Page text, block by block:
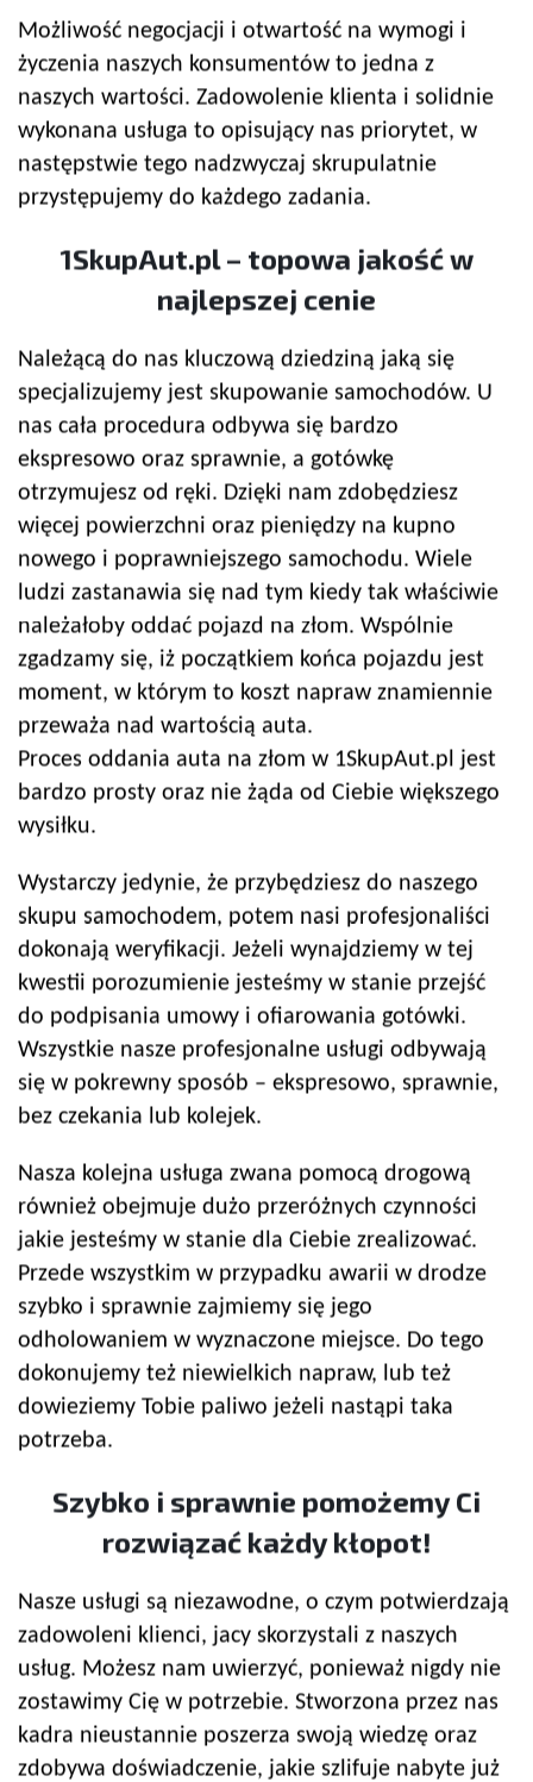
Możliwość negocjacji i otwartość na wymogi i
życzenia naszych konsumentów to jedna z
naszych wartości. Zadowolenie klienta i solidnie
wykonana usługa to opisujący nas priorytet, w
następstwie tego nadzwyczaj skrupulatnie
przystępujemy do każdego zadania.
1SkupAut.pl – topowa jakość w
najlepszej cenie
Należącą do nas kluczową dziedziną jaką się
specjalizujemy jest skupowanie samochodów. U
nas cała procedura odbywa się bardzo
ekspresowo oraz sprawnie, a gotówkę
otrzymujesz od ręki. Dzięki nam zdobędziesz
więcej powierzchni oraz pieniędzy na kupno
nowego i poprawniejszego samochodu. Wiele
ludzi zastanawia się nad tym kiedy tak właściwie
należałoby oddać pojazd na złom. Wspólnie
zgadzamy się, iż początkiem końca pojazdu jest
moment, w którym to koszt napraw znamiennie
przeważa nad wartością auta.
Proces oddania auta na złom w 1SkupAut.pl jest
bardzo prosty oraz nie żąda od Ciebie większego
wysiłku.
Wystarczy jedynie, że przybędziesz do naszego
skupu samochodem, potem nasi profesjonaliści
dokonają weryfikacji. Jeżeli wynajdziemy w tej
kwestii porozumienie jesteśmy w stanie przejść
do podpisania umowy i ofiarowania gotówki.
Wszystkie nasze profesjonalne usługi odbywają
się w pokrewny sposób – ekspresowo, sprawnie,
bez czekania lub kolejek.
Nasza kolejna usługa zwana pomocą drogową
również obejmuje dużo przeróżnych czynności
jakie jesteśmy w stanie dla Ciebie zrealizować.
Przede wszystkim w przypadku awarii w drodze
szybko i sprawnie zajmiemy się jego
odholowaniem w wyznaczone miejsce. Do tego
dokonujemy też niewielkich napraw, lub też
dowieziemy Tobie paliwo jeżeli nastąpi taka
potrzeba.
Szybko i sprawnie pomożemy Ci
rozwiązać każdy kłopot!
Nasze usługi są niezawodne, o czym potwierdzają
zadowoleni klienci, jacy skorzystali z naszych
usług. Możesz nam uwierzyć, ponieważ nigdy nie
zostawimy Cię w potrzebie. Stworzona przez nas
kadra nieustannie poszerza swoją wiedzę oraz
zdobywa doświadczenie, jakie szlifuje nabyte już